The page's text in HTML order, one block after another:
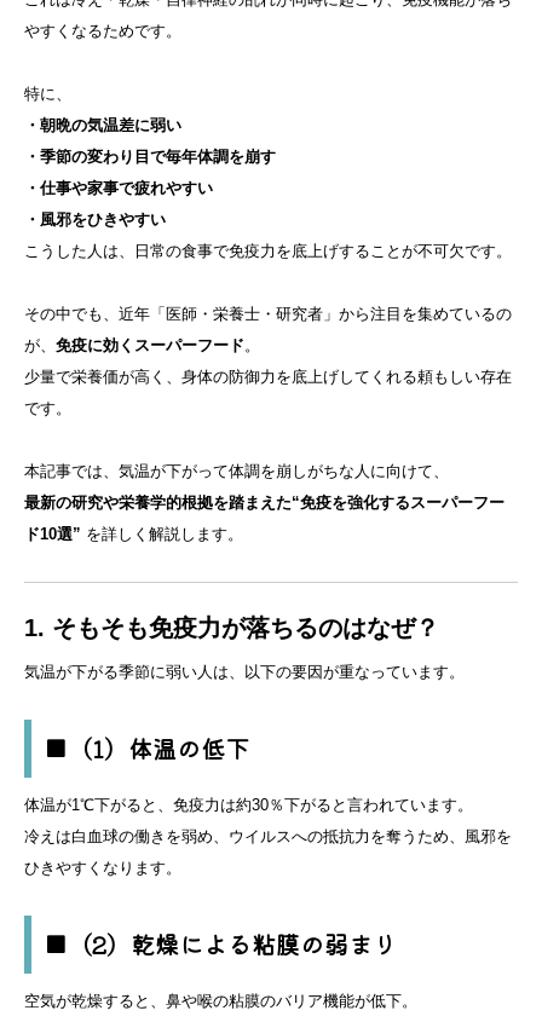
やすくなるためです。
特に、
・朝晩の気温差に弱い
・季節の変わり目で毎年体調を崩す
・仕事や家事で疲れやすい
・風邪をひきやすい
こうした人は、日常の食事で免疫力を底上げすることが不可欠です。
その中でも、近年「医師・栄養士・研究者」から注目を集めているの
が、 免疫に効くスーパーフード。
少量で栄養価が高く、身体の防御力を底上げしてくれる頼もしい存在
です。
本記事では、気温が下がって体調を崩しがちな人に向けて、
最新の研究や栄養学的根拠を踏まえた“免疫を強化するスーパーフー
ド10選” を詳しく解説します。
1. そもそも免疫力が落ちるのはなぜ？
気温が下がる季節に弱い人は、以下の要因が重なっています。
■（1）体温の低下
体温が1℃下がると、免疫力は約30％下がると言われています。
冷えは白血球の働きを弱め、ウイルスへの抵抗力を奪うため、風邪を
ひきやすくなります。
■（2）乾燥による粘膜の弱まり
空気が乾燥すると、鼻や喉の粘膜のバリア機能が低下。